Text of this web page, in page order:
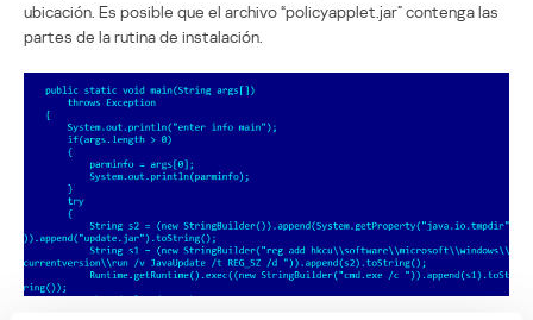
ubicación. Es posible que el archivo “policyapplet.jar” contenga las
partes de la rutina de instalación.